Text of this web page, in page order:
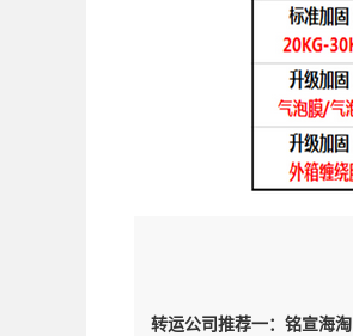
转运公司推荐一：铭宣海淘